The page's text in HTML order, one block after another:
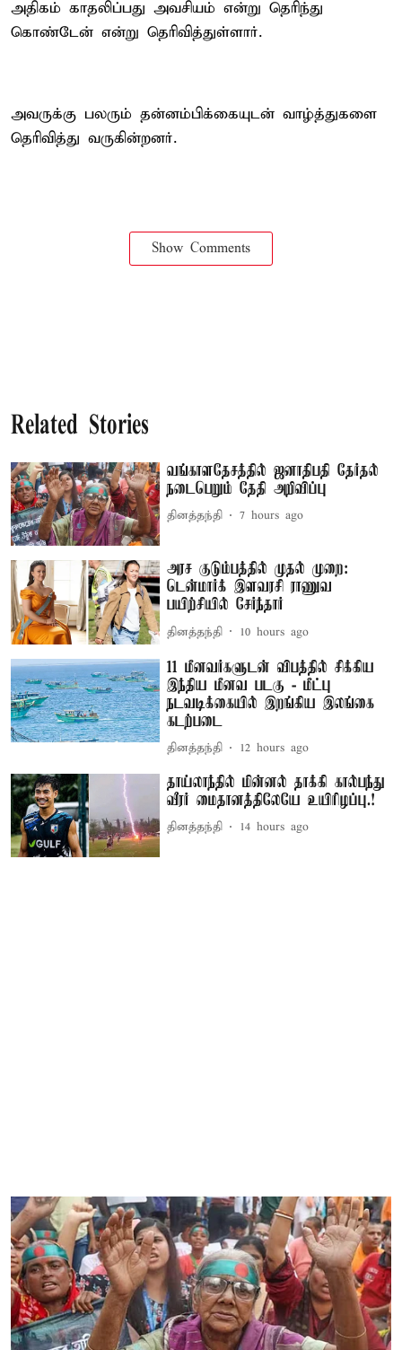
அதிகம் காதலிப்பது அவசியம் என்று தெரிந்து
கொண்டேன் என்று தெரிவித்துள்ளார்.
அவருக்கு பலரும் தன்னம்பிக்கையுடன் வாழ்த்துகளை
தெரிவித்து வருகின்றனர்.
Show Comments
Related Stories
வங்காளதேசத்தில் ஜனாதிபதி தேர்தல்
நடைபெறும் தேதி அறிவிப்பு
தினத்தந்தி 7 hours ago
அரச குடும்பத்தில் முதல் முறை:
டென்மார்க் இளவரசி ராணுவ
பயிற்சியில் சேர்ந்தார்
தினத்தந்தி 10 hours ago
11 மீனவர்களுடன் விபத்தில் சிக்கிய
இந்திய மீனவ படகு - மீட்பு
நடவடிக்கையில் இறங்கிய இலங்கை
கடற்படை
தினத்தந்தி 12 hours ago
தாய்லாந்தில் மின்னல் தாக்கி கால்பந்து
வீரர் மைதானத்திலேயே உயிரிழப்பு.!
தினத்தந்தி 14 hours ago